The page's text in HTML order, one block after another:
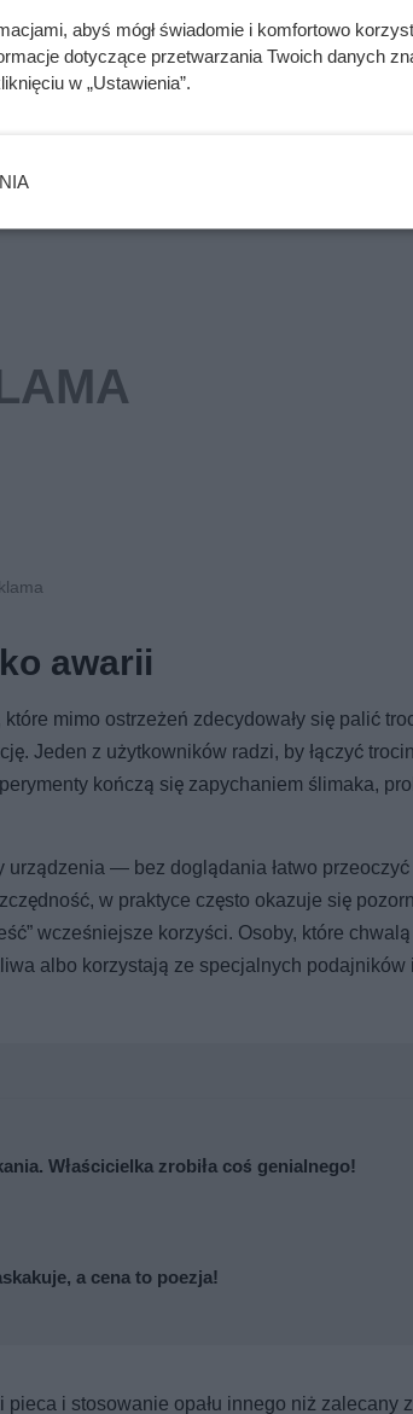
spala się dość równomiernie, trociny
palnika, a w skrajnych przypadkach
oraz samych producentów wyraźnie
awarii
mimo ostrzeżeń zdecydowały się palić
Jeden z użytkowników radzi, by łączyć
kończą się zapychaniem ślimaka,
— bez doglądania łatwo
w praktyce często okazuje się
wcześniejsze korzyści. Osoby, które
albo korzystają ze specjalnych
Właścicielka zrobiła coś genialnego!
a cena to poezja!
i stosowanie opału innego niż zalecany
abyś mógł świadomie i komfortowo
dotyczące przetwarzania Twoich danych
w „Ustawienia”.